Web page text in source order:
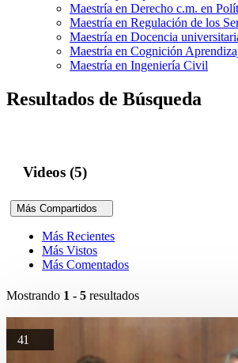
Maestría en Derecho c.m. en
Maestría en Regulación de los
Maestría en Docencia
Maestría en Cognición
Maestría en Ingeniería Civil
Resultados de Búsqueda
Videos (5)
Más Compartidos
Más Recientes
Más Vistos
Más Comentados
Mostrando 1 - 5 resultados
41